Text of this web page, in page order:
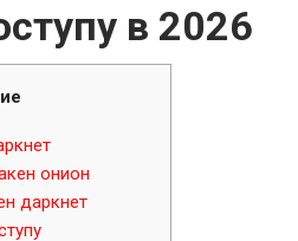
в 2026
онион
даркнет